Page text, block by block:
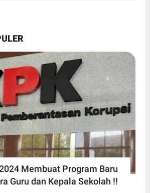
Membuat Program Baru
Guru dan Kepala Sekolah !!